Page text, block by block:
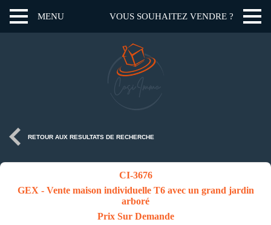
MENU VOUS SOUHAITEZ VENDRE ?
RETOUR AUX RESULTATS DE RECHERCHE
CI-3676
GEX - Vente maison individuelle T6 avec un grand jardin
arboré
Prix Sur Demande